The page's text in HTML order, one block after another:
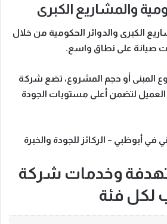
والمشاريع الكبرى
الكبرى والدوائر الحكومية من خلال
صيانة على نطاق واسع.
نوع المبنى أو حجم المشروع، تضع شركة
العميل لتضمن أعلى مستويات الجودة
أبوظبي – الركائز للجودة والخبرة
وخدمات شركة
لكل فئة